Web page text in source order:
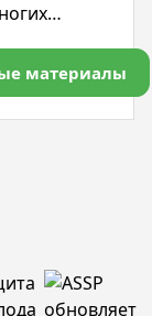
все
создать
материалы